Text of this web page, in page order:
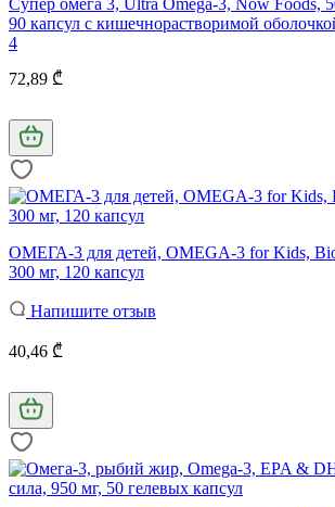
90 капсул с кишечнорастворимой
4
72,89 ₾
ОМЕГА-3 для детей, OMEGA-3 for Kids,
300 мг, 120 капсул
Напишите отзыв
40,46 ₾